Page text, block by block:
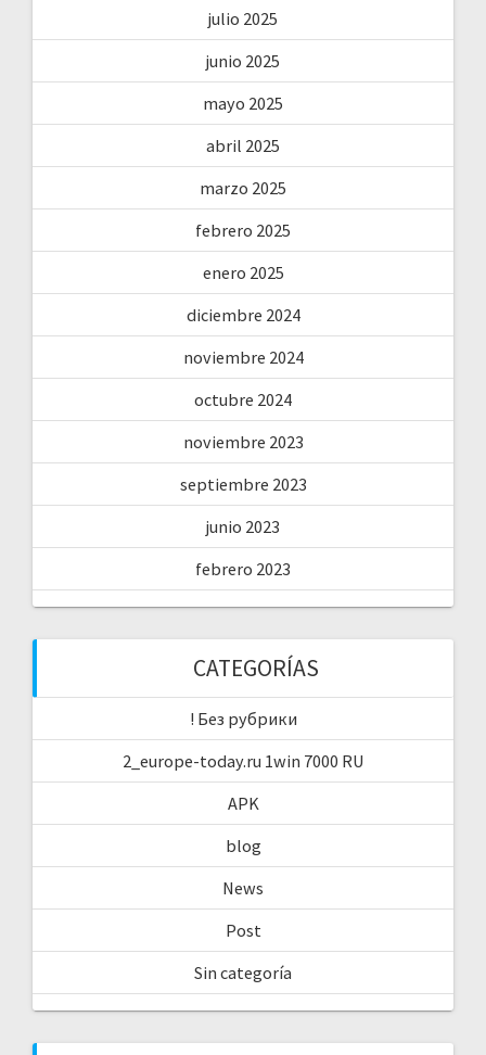
julio 2025
junio 2025
mayo 2025
abril 2025
marzo 2025
febrero 2025
enero 2025
diciembre 2024
noviembre 2024
octubre 2024
noviembre 2023
septiembre 2023
junio 2023
febrero 2023
CATEGORÍAS
! Без рубрики
2_europe-today.ru 1win 7000 RU
APK
blog
News
Post
Sin categoría